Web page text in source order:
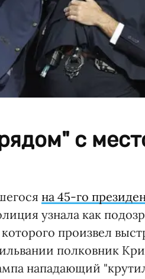
с
на 45-го
узнала как
произвел
полковник
нападающий